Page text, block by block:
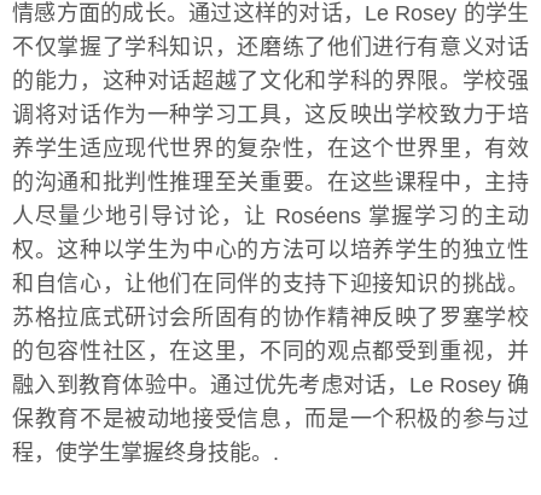
情感方面的成长。通过这样的对话，Le Rosey 的学生
不仅掌握了学科知识，还磨练了他们进行有意义对话
的能力，这种对话超越了文化和学科的界限。学校强
调将对话作为一种学习工具，这反映出学校致力于培
养学生适应现代世界的复杂性，在这个世界里，有效
的沟通和批判性推理至关重要。在这些课程中，主持
人尽量少地引导讨论，让 Roséens 掌握学习的主动
权。这种以学生为中心的方法可以培养学生的独立性
和自信心，让他们在同伴的支持下迎接知识的挑战。
苏格拉底式研讨会所固有的协作精神反映了罗塞学校
的包容性社区，在这里，不同的观点都受到重视，并
融入到教育体验中。通过优先考虑对话，Le Rosey 确
保教育不是被动地接受信息，而是一个积极的参与过
程，使学生掌握终身技能。.